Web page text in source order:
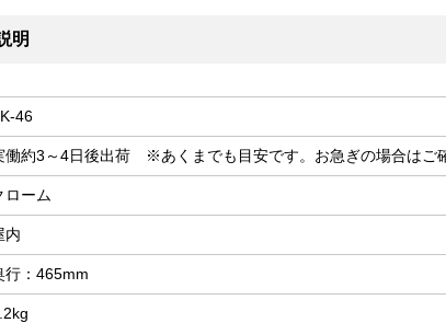
明
46
働約3～4日後出荷 ※あくまでも目安です。お急ぎの場合はご
ローム
内
行：465mm